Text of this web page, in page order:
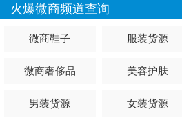
火爆微商频道查询
微商鞋子 服装货源
微商奢侈品 美容护肤
男装货源 女装货源